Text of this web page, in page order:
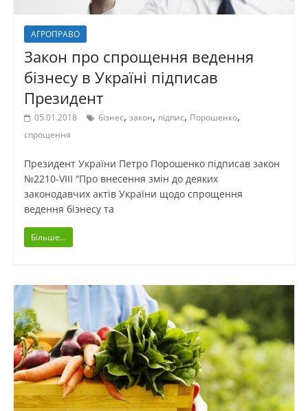
АГРОПРАВО
Закон про спрощення ведення
бізнесу в Україні підписав
Президент
05.01.2018 бізнес, закон, підпис, Порошенко,
спрощення
Президент України Петро Порошенко підписав закон
№2210-VIII “Про внесення змін до деяких
законодавчих актів України щодо спрощення
ведення бізнесу та
Більше...